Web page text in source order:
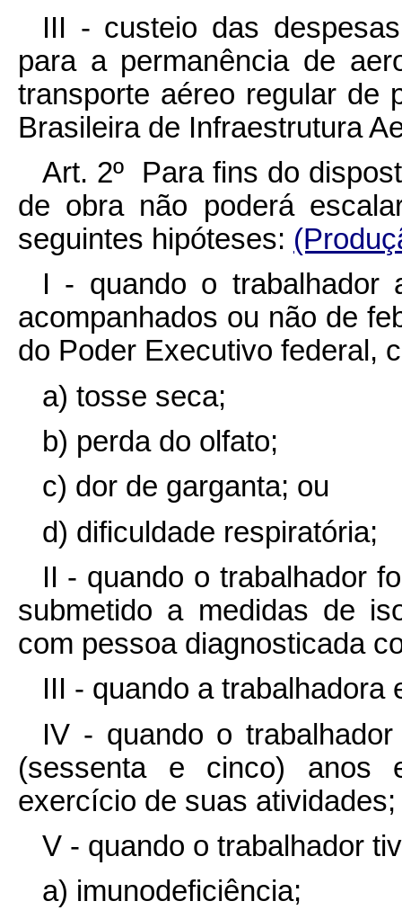
III - custeio das
para a permanência de
transporte aéreo regular de
Brasileira de Infraestrutura
Art. 2º Para fins do
de obra não poderá
seguintes hipóteses:
I - quando o trabalhador
acompanhados ou não de
do Poder Executivo federal,
a) tosse seca;
b) perda do olfato;
c) dor de garganta; ou
d) dificuldade respiratória;
II - quando o trabalhador
submetido a medidas de
com pessoa diagnosticada
III - quando a trabalhadora
IV - quando o
(sessenta e cinco) anos
exercício de suas atividades;
V - quando o trabalhador
a) imunodeficiência;